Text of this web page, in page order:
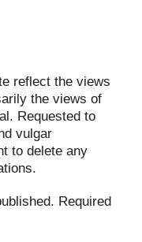
reflect the views
the views of
Requested to
vulgar
to delete any
Required